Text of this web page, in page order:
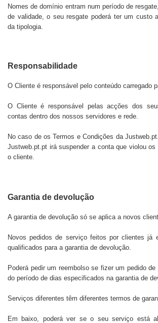
Nomes de domínio entram num período de
de validade, o seu resgate poderá ter um custo
da tipologia.
Responsabilidade
O Cliente é responsável pelo conteúdo carregado
O Cliente é responsável pelas acções dos
contas dentro dos nossos servidores e rede.
No caso de os Termos e Condições da
Justweb.pt.pt irá suspender a conta que violou
o cliente.
Garantia de devolução
A garantia de devolução só se aplica a novos
Novos pedidos de serviço feitos por clientes já
qualificados para a garantia de devolução.
Poderá pedir um reembolso se fizer um pedido
do período de dias especificados na garantia de
Serviços diferentes têm diferentes termos de
Em baixo, poderá ver se o seu serviço está